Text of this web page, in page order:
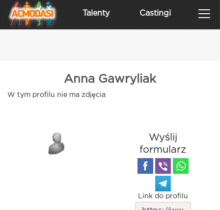
Talenty Castingi
Anna Gawryliak
W tym profilu nie ma zdjęcia
Wyślij
formularz
Link do profilu